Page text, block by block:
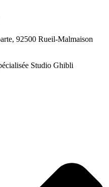
92500 Rueil-Malmaison
Studio Ghibli